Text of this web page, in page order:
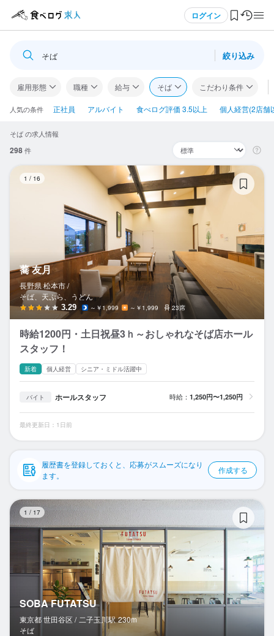
ログイン
食べログ求人TOP
求人検索
気になる求人
検索履歴・保存した条件
応募履歴
WEB履歴書
スカウト・メルマガ受信設定
ヘルプ・お問い合わせフォーム
掲載をご検討の店舗様へ
食べログ求人PRESS
企業情報
そば 絞り込み
雇用形態 職種 給与 そば こだわり条件
人気の条件 正社員 アルバイト 食べログ評価 3.5以上 個人経営(2店舗
そば の求人情報
298件
1 / 16
蕎 友月
長野県 松本市 /
そば、天ぷら、うどん
3.29 ～￥1,999 ～￥1,999 23席
時給1200円・土日祝昼3ｈ～おしゃれなそば店ホール
スタッフ！
新着 個人経営 シニア・ミドル活躍中
バイト ホールスタッフ 時給： 1,250円〜1,250円
最終更新日：1日前
履歴書を登録しておくと、応募がスムーズになり
ます。
作成する
1 / 17
SOBA FUTATSU
東京都 世田谷区 / 二子玉川駅 230m
そば